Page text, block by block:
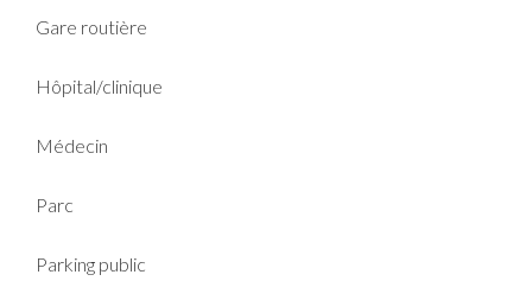
Gare routière
Hôpital/clinique
Médecin
Parc
Parking public